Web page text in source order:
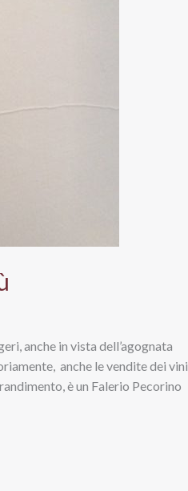
anche in vista dell’agognata
anche le vendite dei vini
è un Falerio Pecorino